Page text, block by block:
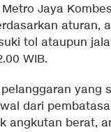
Jaya
aturan,
tol ataupun
WIB.
yang
dari
angkutan berat,